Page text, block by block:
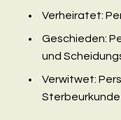
Verheiratet:
Geschieden:
und
Verwitwet: